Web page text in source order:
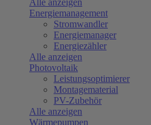
Alle anzeigen
Energiemanagement
Stromwandler
Energiemanager
Energiezähler
Alle anzeigen
Photovoltaik
Leistungsoptimierer
Montagematerial
PV-Zubehör
Alle anzeigen
Wärmepumpen